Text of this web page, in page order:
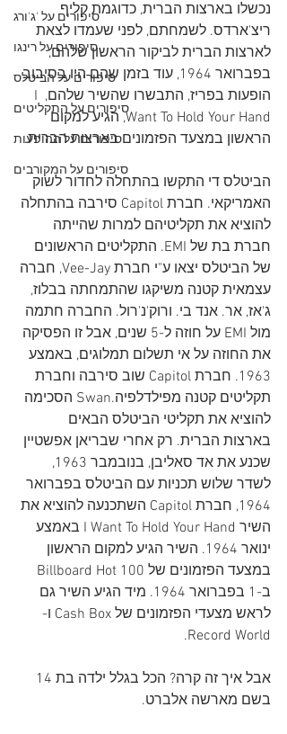
סיפורים על 'ג'ורג
סיפורים על רינגו
סיפורים על הביטלס
סיפורים על התקליטים
סיפורים על ההופעות
סיפורים על המקורבים
נכשלו בארצות הברית, כדוגמת קליף
ריצ'ארדס. לשמחתם, לפני שעמדו לצאת
לארצות הברית לביקור הראשון שלהם,
בפברואר 1964, עוד בזמן שהם היו בסיבוב
הופעות בפריז, התבשרו שהשיר שלהם, I
Want To Hold Your Hand, הגיע למקום
הראשון במצעד הפזמונים בארצות הברית.
הביטלס די התקשו בהתחלה לחדור לשוק
האמריקאי. חברת Capitol סירבה בהתחלה
להוציא את תקליטיהם למרות שהייתה
חברת בת של EMI. התקליטים הראשונים
של הביטלס יצאו ע"י חברת Vee-Jay, חברה
עצמאית קטנה משיקגו שהתמחתה בבלוז,
ג'אז, אר. אנד בי. ורוק'נ'רול. החברה חתמה
מול EMI על חוזה ל-5 שנים, אבל זו הפסיקה
את החוזה על אי תשלום תמלוגים, באמצע
1963. חברת Capitol שוב סירבה וחברת
תקליטים קטנה מפילדלפיה.Swan הסכימה
להוציא את תקליטי הביטלס הבאים
בארצות הברית. רק אחרי שבריאן אפשטיין
שכנע את אד סאליבן, בנובמבר 1963,
לשדר שלוש תכניות עם הביטלס בפברואר
1964, חברת Capitol השתכנעה להוציא את
השיר I Want To Hold Your Hand באמצע
ינואר 1964. השיר הגיע למקום הראשון
ב-1 בפברואר 1964. מיד הגיע השיר גם
לראש מצעדי הפזמונים של Cash Box ו-
Record World.
בשם מארשה אלברט.